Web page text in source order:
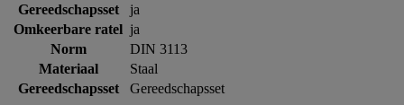
Gereedschapsset
ja
Omkeerbare ratel ja
Norm
DIN 3113
Materiaal
Staal
Gereedschapsset
Gereedschapsset